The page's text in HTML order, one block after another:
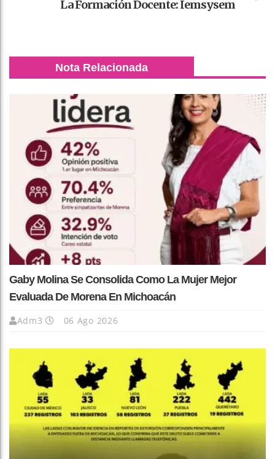
La Formación Docente: Iemsysem
Nota Relacionada
Gaby Molina Se Consolida Como La Mujer Mejor
Evaluada De Morena En Michoacán
Adm3 06 Ago 2026